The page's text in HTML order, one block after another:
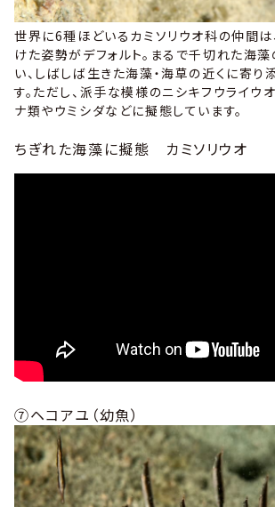
世界に6種ほどいるカミソリウオ科の仲間は
けた姿勢がデフォルト。まるで千切れた海
い、しばしば生きた海藻・海草の近くに寄り
す。ただし、派手な模様のニシキフウライウ
ナ類やウミシダなどに擬態しています。
ちぎれた海藻に擬態 カミソリウオ
⑦ヘコアユ（幼魚）